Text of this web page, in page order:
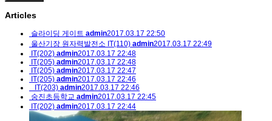
Articles
슬라이딩 게이트 admin2017.03.17 22:50
울산기장 원자력발전소 IT(110) admin2017.03.17 22:49
IT(202) admin2017.03.17 22:48
IT(205) admin2017.03.17 22:48
IT(205) admin2017.03.17 22:47
IT(205) admin2017.03.17 22:46
IT(203) admin2017.03.17 22:46
숭진초등학교 admin2017.03.17 22:45
IT(202) admin2017.03.17 22:44